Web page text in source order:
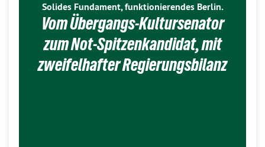
Solides Fundament, funktionierendes Berlin.
Vom Übergangs-Kultursenator
zum Not-Spitzenkandidat, mit
zweifelhafter Regierungsbilanz